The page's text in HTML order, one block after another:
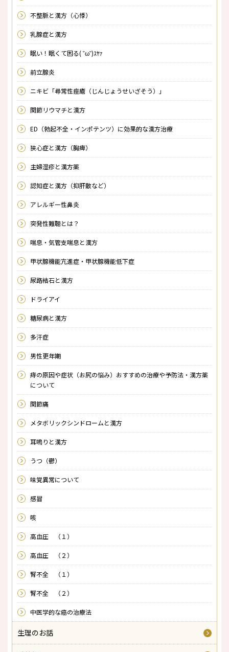
不整脈と漢方（心悸）
乳腺症と漢方
眠い！眠くて困る( ˘ω˘)ｽﾔｧ
前立腺炎
ニキビ「尋常性痤瘡（じんじょうせいざそう）」
関節リウマチと漢方
ED（勃起不全・インポテンツ）に効果的な漢方治療
狭心症と漢方（胸痺）
主婦湿疹と漢方薬
認知症と漢方（抑肝散など）
アレルギー性鼻炎
突発性難聴とは？
喘息・気管支喘息と漢方
甲状腺機能亢進症・甲状腺機能低下症
尿路結石と漢方
ドライアイ
糖尿病と漢方
多汗症
男性更年期
痔の原因や症状（お尻の悩み）おすすめの治療や予防法・漢方薬
について
関節痛
メタボリックシンドロームと漢方
耳鳴りと漢方
うつ（鬱）
味覚異常について
感冒
咳
高血圧 （１）
高血圧 （２）
腎不全 （１）
腎不全 （２）
中医学的な癌の治療法
生理のお話